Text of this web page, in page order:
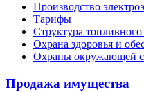
Производство
Тарифы
Структура топливного
Охрана здоровья и
Охраны окружающей
Продажа имущества